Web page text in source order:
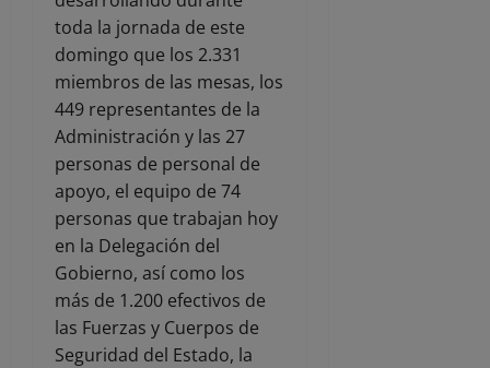
toda la jornada de este
domingo que los 2.331
miembros de las mesas, los
449 representantes de la
Administración y las 27
personas de personal de
apoyo, el equipo de 74
personas que trabajan hoy
en la Delegación del
Gobierno, así como los
más de 1.200 efectivos de
las Fuerzas y Cuerpos de
Seguridad del Estado, la